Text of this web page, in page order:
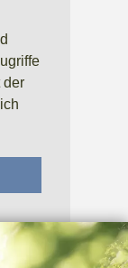
der